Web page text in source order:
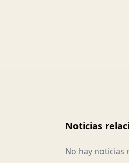
Noticias
No hay noticias